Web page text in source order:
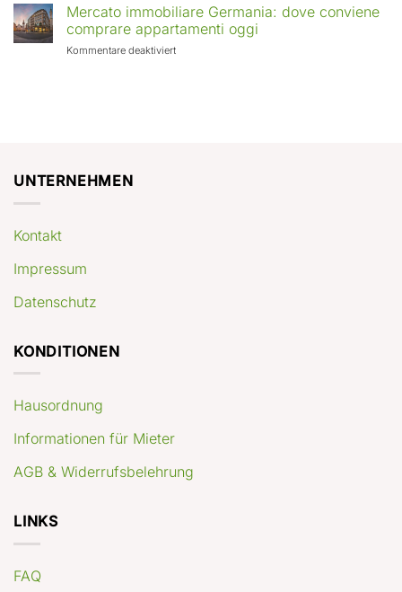
in
crescita
rendimenti
casa
a
Berlino
con
Mercato immobiliare Germania: dove conviene
comprare appartamenti oggi
Kommentare deaktiviertfür
UNTERNEHMEN
Kontakt
Impressum
Datenschutz
KONDITIONEN
Hausordnung
Informationen für Mieter
AGB & Widerrufsbelehrung
LINKS
FAQ